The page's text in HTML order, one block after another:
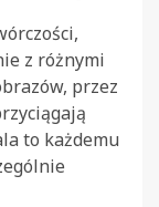
z różnymi
przez
to każdemu